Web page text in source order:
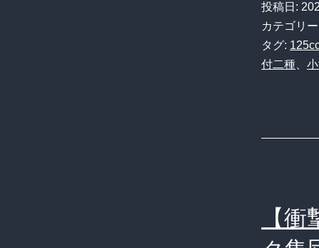
投稿日:
カテゴリ
タグ:
付二種
【